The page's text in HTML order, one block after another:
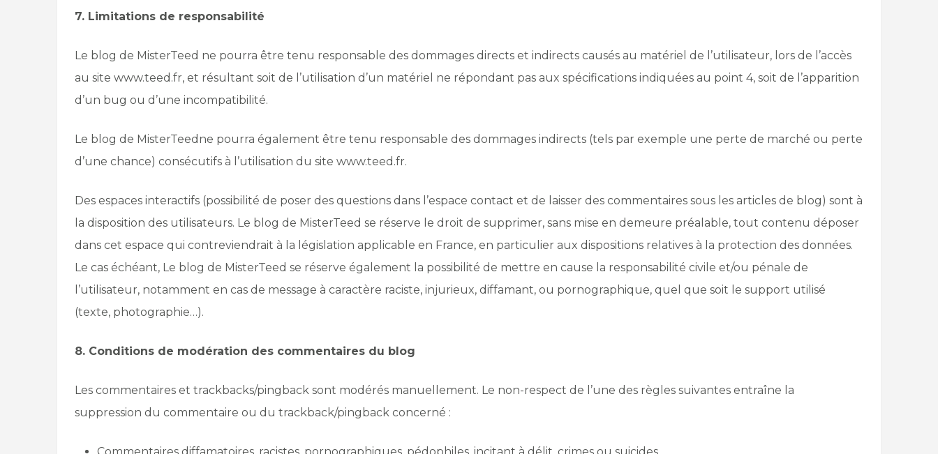
7. Limitations de responsabilité
Le blog de MisterTeed ne pourra être tenu responsable des dommages directs et indirects causés au matériel de l’utilisateur, lors de l’accès
au site www.teed.fr, et résultant soit de l’utilisation d’un matériel ne répondant pas aux spécifications indiquées au point 4, soit de l’apparition
d’un bug ou d’une incompatibilité.
Le blog de MisterTeedne pourra également être tenu responsable des dommages indirects (tels par exemple une perte de marché ou perte
d’une chance) consécutifs à l’utilisation du site www.teed.fr.
Des espaces interactifs (possibilité de poser des questions dans l’espace contact et de laisser des commentaires sous les articles de blog) sont à
la disposition des utilisateurs. Le blog de MisterTeed se réserve le droit de supprimer, sans mise en demeure préalable, tout contenu déposer
dans cet espace qui contreviendrait à la législation applicable en France, en particulier aux dispositions relatives à la protection des données.
Le cas échéant, Le blog de MisterTeed se réserve également la possibilité de mettre en cause la responsabilité civile et/ou pénale de
l’utilisateur, notamment en cas de message à caractère raciste, injurieux, diffamant, ou pornographique, quel que soit le support utilisé
(texte, photographie…).
8. Conditions de modération des commentaires du blog
Les commentaires et trackbacks/pingback sont modérés manuellement. Le non-respect de l’une des règles suivantes entraîne la
suppression du commentaire ou du trackback/pingback concerné :